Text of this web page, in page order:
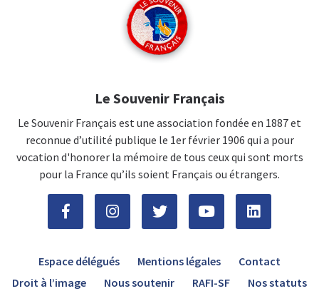
Le Souvenir Français
Le Souvenir Français est une association fondée en 1887 et
reconnue d’utilité publique le 1er février 1906 qui a pour
vocation d'honorer la mémoire de tous ceux qui sont morts
pour la France qu’ils soient Français ou étrangers.
Espace délégués Mentions légales
Contact
Droit à l’image
Nous soutenir RAFI-SF Nos statuts